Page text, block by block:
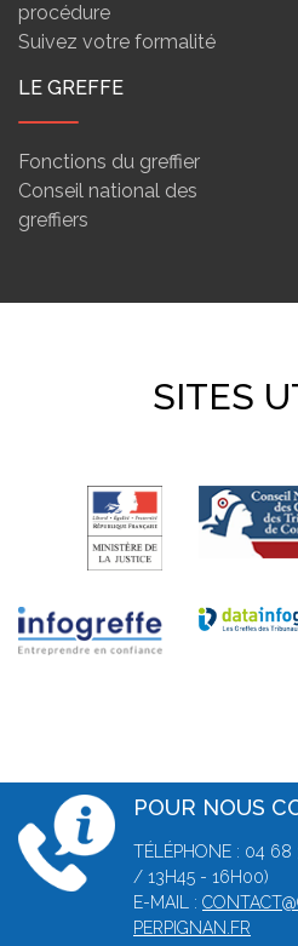
procédure
Suivez votre formalité
LE GREFFE
Fonctions du greffier
Conseil national des
greffiers
SITES
POUR NOUS
TÉLÉPHONE : 04
/ 13H45 - 16H00)
E-MAIL :
PERPIGNAN.FR